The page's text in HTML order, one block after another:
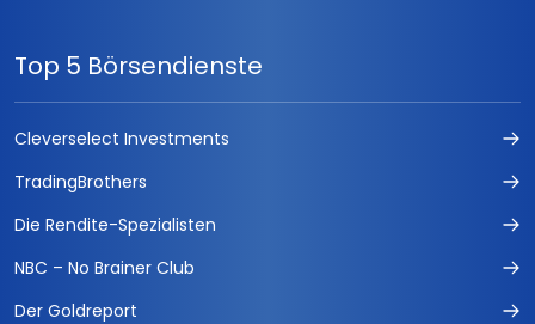
Top 5 Börsendienste
Cleverselect Investments
TradingBrothers
Die Rendite-Spezialisten
NBC – No Brainer Club
Der Goldreport